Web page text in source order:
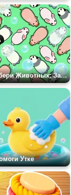
Убери Животных: Загадка
Утке